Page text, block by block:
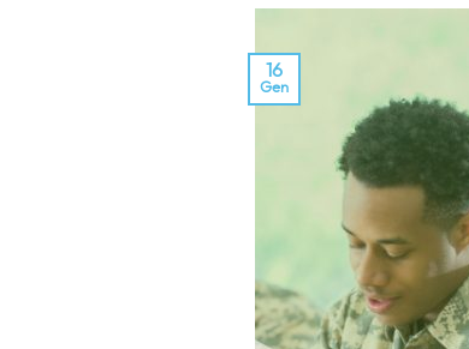
16
Gen